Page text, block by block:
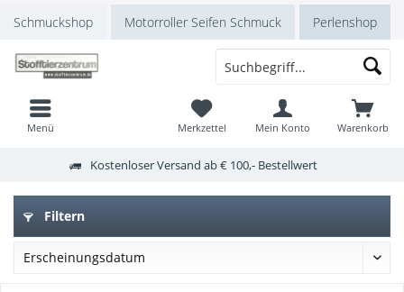
Schmuckshop Motorroller Seifen Schmuck Perlenshop
Kostenloser Versand ab € 100,- Bestellwert
Warenkorb
Merkzettel Mein Konto
Menü
Filtern